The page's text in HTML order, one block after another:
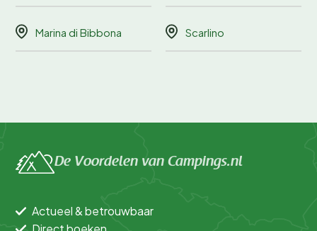
Marina di Bibbona Scarlino
De Voordelen van Campings.nl
Actueel & betrouwbaar